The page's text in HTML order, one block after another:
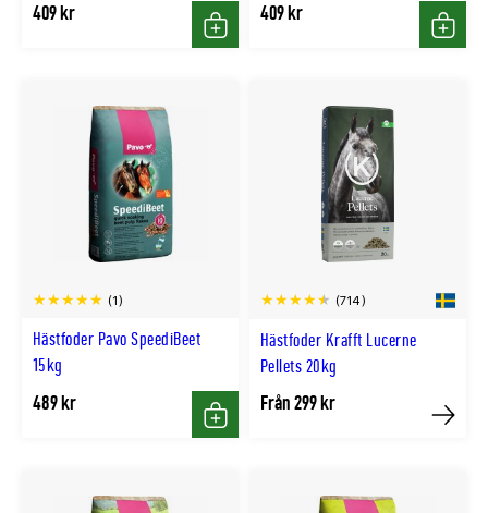
409 kr
Köp
409 kr
Köp
Hästfoder Pavo SpeediBeet
15kg
(1)
489 kr
Köp
Hästfoder Krafft Lucerne
Pellets 20kg
(714)
Från 299 kr
Köp